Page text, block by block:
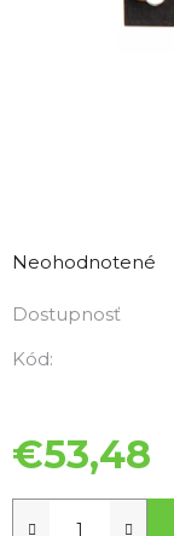
hodnotenie
je
0,0
hviezdičiek.
Neohodnotené
Dostupnosť
Kód:
€53,48